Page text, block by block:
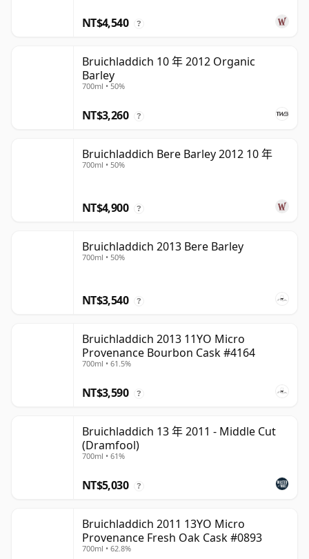
NT$4,540 ?
Bruichladdich 10 年 2012 Organic
Barley
700ml • 50%
NT$3,260 ?
Bruichladdich Bere Barley 2012 10 年
700ml • 50%
NT$4,900 ?
Bruichladdich 2013 Bere Barley
700ml • 50%
NT$3,540 ?
Bruichladdich 2013 11YO Micro
Provenance Bourbon Cask #4164
700ml • 61.5%
NT$3,590 ?
Bruichladdich 13 年 2011 - Middle Cut
(Dramfool)
700ml • 61%
NT$5,030 ?
Bruichladdich 2011 13YO Micro
Provenance Fresh Oak Cask #0893
700ml • 62.8%